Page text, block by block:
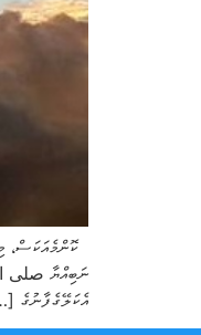
ކޮންމެއަކަސް،
ނަބިއްޔާ صلى
އެކަލޭގެފާނުގެ